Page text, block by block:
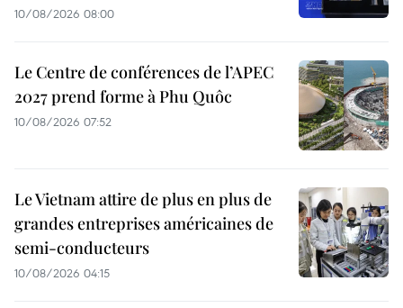
10/08/2026 08:00
Le Centre de conférences de l’APEC
2027 prend forme à Phu Quôc
10/08/2026 07:52
Le Vietnam attire de plus en plus de
grandes entreprises américaines de
semi-conducteurs
10/08/2026 04:15